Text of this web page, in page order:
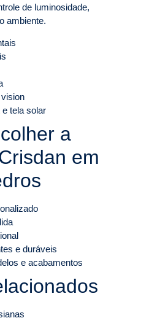
de luminosidade,
ambiente.
tela solar
a
em
e duráveis
e acabamentos